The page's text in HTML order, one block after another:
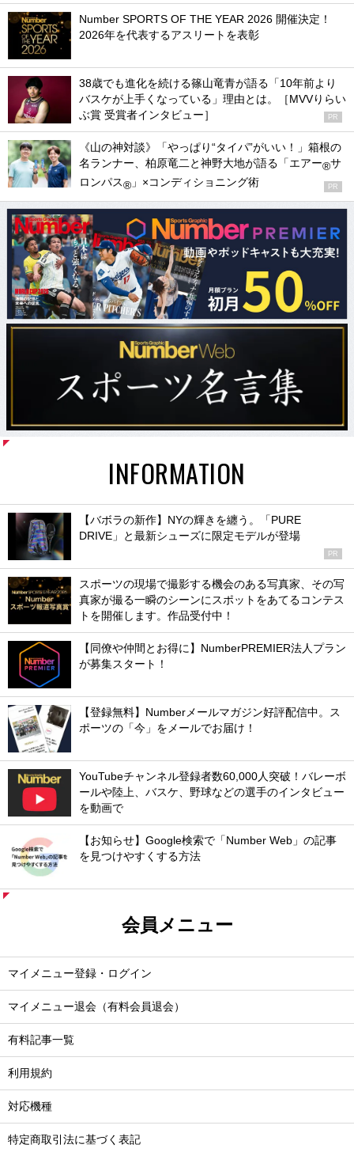
Number SPORTS OF THE YEAR 2026 開催決定！
2026年を代表するアスリートを表彰
38歳でも進化を続ける篠山竜青が語る「10年前より
バスケが上手くなっている」理由とは。［MVVりらい
ぶ賞 受賞者インタビュー］
PR
《山の神対談》「やっぱり“タイパ”がいい！」箱根の
名ランナー、柏原竜二と神野大地が語る「エアー®サ
ロンパス® 」×コンディショニング術 PR
INFORMATION
【バボラの新作】NYの輝きを纏う。「PURE
DRIVE」と最新シューズに限定モデルが登場
PR
スポーツの現場で撮影する機会のある写真家、その写
真家が撮る一瞬のシーンにスポットをあてるコンテス
トを開催します。作品受付中！
【同僚や仲間とお得に】NumberPREMIER法人プラン
が募集スタート！
【登録無料】Numberメールマガジン好評配信中。ス
ポーツの「今」をメールでお届け！
YouTubeチャンネル登録者数60,000人突破！バレーボ
ールや陸上、バスケ、野球などの選手のインタビュー
を動画で
【お知らせ】Google検索で「Number Web」の記事
を見つけやすくする方法
会員メニュー
マイメニュー登録・ログイン
マイメニュー退会（有料会員退会）
有料記事一覧
利用規約
対応機種
特定商取引法に基づく表記